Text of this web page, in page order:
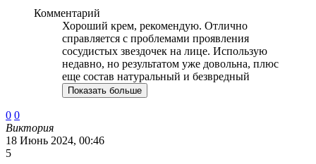
Комментарий
Хороший крем, рекомендую. Отлично
справляется с проблемами проявления
сосудистых звездочек на лице. Использую
недавно, но результатом уже довольна, плюс
еще состав натуральный и безвредный
Показать больше
0 0
Виктория
18 Июнь 2024, 00:46
5